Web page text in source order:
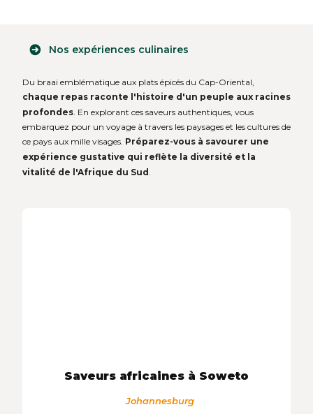
Nos expériences culinaires
Du braai emblématique aux plats épicés du Cap-Oriental,
chaque repas raconte l'histoire d'un peuple aux racines
profondes . En explorant ces saveurs authentiques, vous
embarquez pour un voyage à travers les paysages et les cultures de
ce pays aux mille visages. Préparez-vous à savourer une
expérience gustative qui reflète la diversité et la
vitalité de l'Afrique du Sud
Saveurs africaines à Soweto
Johannesburg